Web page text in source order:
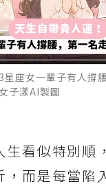
星座女一輩子有人撐
子漾AI製圖
生看似特別順
，而是每當陷